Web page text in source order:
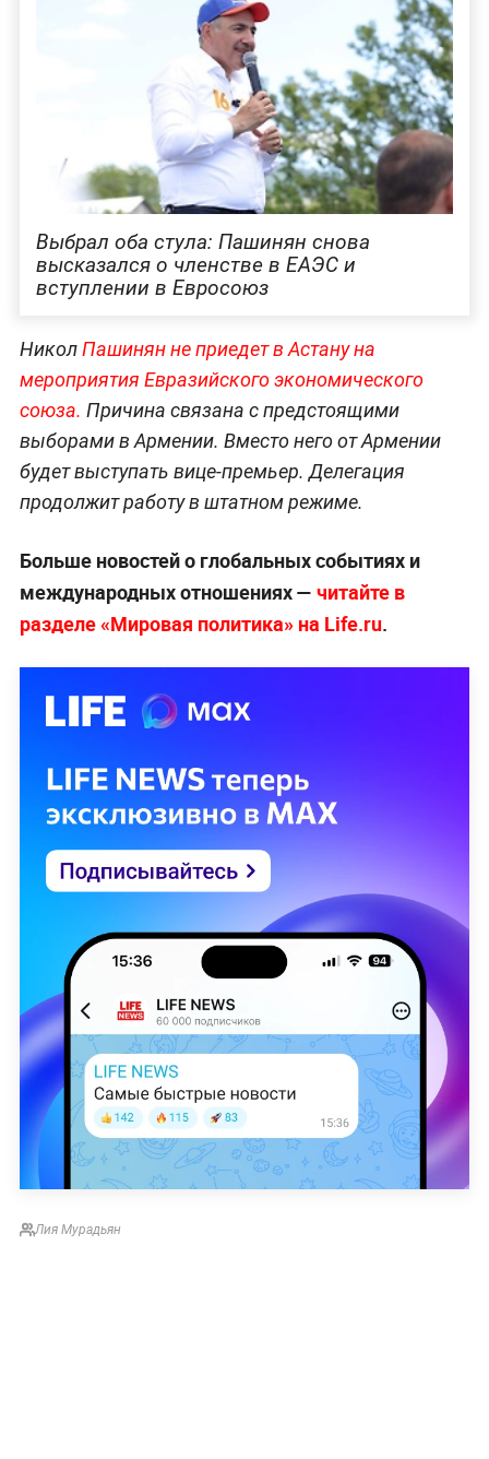
Выбрал оба стула: Пашинян снова
высказался о членстве в ЕАЭС и
вступлении в Евросоюз
НиколПашинян не приедет в Астану на
мероприятия Евразийского экономического
союза. Причина связана с предстоящими
выборами в Армении. Вместо него от Армении
будет выступать вице-премьер. Делегация
продолжит работу в штатном режиме.
Больше новостей о глобальных событиях и
международных отношениях — читайте в
разделе «Мировая политика» на Life.ru.
Лия Мурадьян